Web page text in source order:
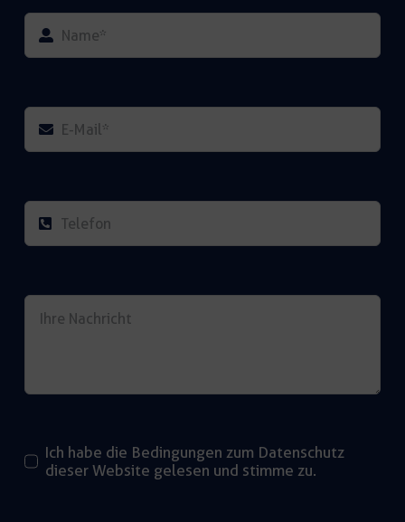
Ich habe die Bedingungen zum Datenschutz
dieser Website gelesen und stimme zu.